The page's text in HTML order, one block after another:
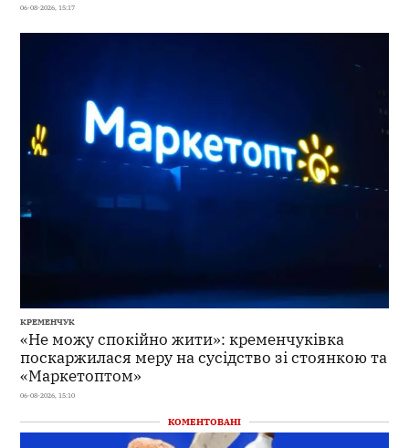
06-08-2026, 15:17
КРЕМЕНЧУК
«Не можу спокійно жити»: кременчуківка
поскаржилася меру на сусідство зі стоянкою та
«Маркетоптом»
06-08-2026, 15:10
КОМЕНТОВАНІ